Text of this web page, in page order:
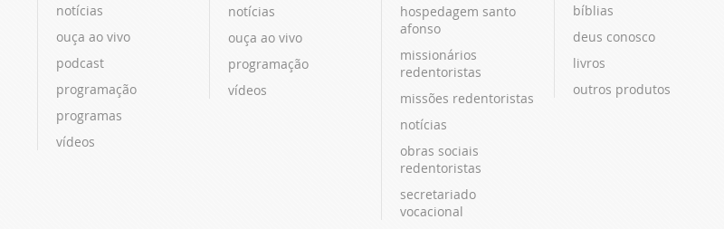
notícias
ouça ao vivo
podcast
programação
programas
vídeos
notícias
ouça ao vivo
programação
vídeos
hospedagem santo
afonso
missionários
redentoristas
missões redentoristas
notícias
obras sociais
redentoristas
secretariado
vocacional
bíblias
deus conosco
livros
outros produtos